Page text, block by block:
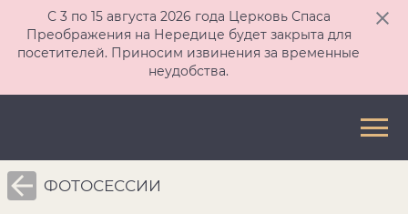
С 3 по 15 августа 2026 года Церковь Спаса
Преображения на Нередице будет закрыта для
посетителей. Приносим извинения за временные
неудобства.
ФОТОСЕССИИ